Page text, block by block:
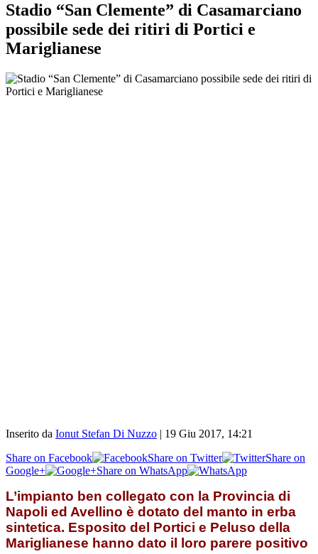
Stadio “San Clemente” di Casamarciano
possibile sede dei ritiri di Portici e
Mariglianese
Inserito da Ionut Stefan Di Nuzzo | 19 Giu 2017, 14:21
Share on Facebook
Share on Twitter
Share on
Google+
Share on WhatsApp
L’impianto ben collegato con la Provincia di
Napoli ed Avellino è dotato del manto in erba
sintetica. Esposito del Portici e Peluso della
Mariglianese hanno dato il loro parere positivo